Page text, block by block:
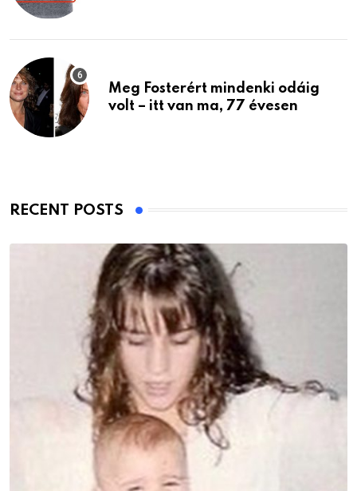
Meg Fosterért mindenki odáig
volt – itt van ma, 77 évesen
RECENT POSTS